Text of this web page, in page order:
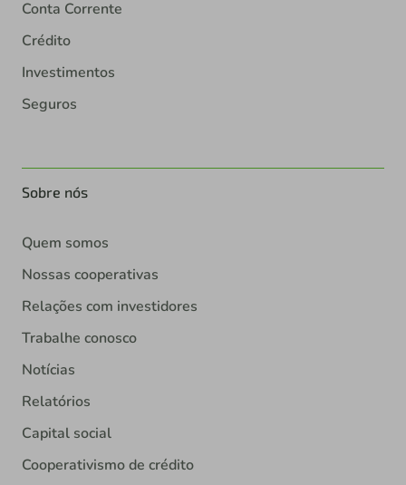
Conta Corrente
Crédito
Investimentos
Seguros
Sobre nós
Quem somos
Nossas cooperativas
Relações com investidores
Trabalhe conosco
Notícias
Relatórios
Capital social
Cooperativismo de crédito